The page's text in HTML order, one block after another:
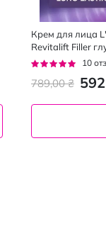
Крем для лица
Revitalift Filler
дневной 40+
Рейтинг:
10
789,00 ₴